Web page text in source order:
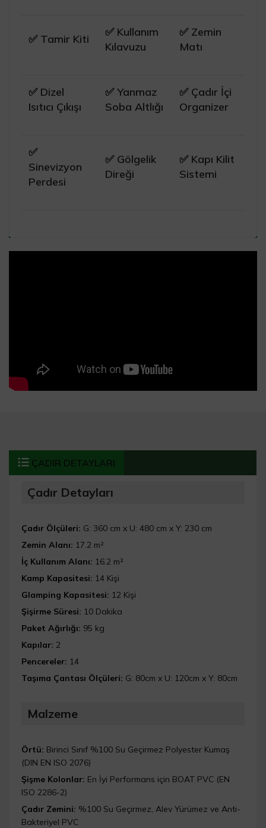
✅ Tamir Kiti
✅ Kullanım
Kılavuzu
✅ Zemin
Matı
✅ Dizel
Isıtıcı Çıkışı
✅ Yanmaz
Soba Altlığı
✅ Çadır İçi
Organizer
✅
Sinevizyon
Perdesi
✅ Gölgelik
Direği
✅ Kapı Kilit
Sistemi
ÇADIR DETAYLARI
Çadır Detayları
Çadır Ölçüleri: G: 360 cm x U: 480 cm x Y: 230 cm
Zemin Alanı: 17.2 m²
İç Kullanım Alanı: 16.2 m²
Kamp Kapasitesi: 14 Kişi
Glamping Kapasitesi: 12 Kişi
Şişirme Süresi: 10 Dakika
Paket Ağırlığı: 95 kg
Kapılar: 2
Pencereler: 14
Taşıma Çantası Ölçüleri: G: 80cm x U: 120cm x Y: 80cm
Malzeme
Örtü: Birinci Sınıf %100 Su Geçirmez Polyester Kumaş
(DIN EN ISO 2076)
Şişme Kolonlar: En İyi Performans için BOAT PVC (EN
ISO 2286-2)
Çadır Zemini: %100 Su Geçirmez, Alev Yürümez ve Anti-
Bakteriyel PVC